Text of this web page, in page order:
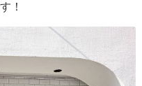
！